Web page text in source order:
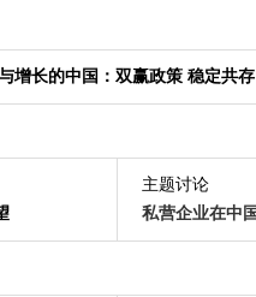
中
增长的中国：双赢政策 稳定共存
主题讨论
私营企业在中